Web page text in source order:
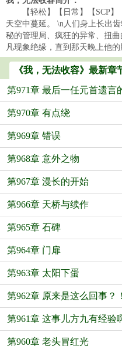
【轻松】【日常】【SCP
天空中蔓延。 \n人们身上长出
秘的管理局、疯狂的异常、扭
凡现象绝缘，直到那天晚上他
《我，无法收容》最新章
第971章 最后一任元首遗言
第970章 有点绕
第969章 错误
第968章 意外之物
第967章 漫长的开始
第966章 天桥与续作
第965章 石碑
第964章 门扉
第963章 太阳下蛋
第962章 原来是这么回事？！
第961章 这事儿方九有经验
第960章 老头冒红光